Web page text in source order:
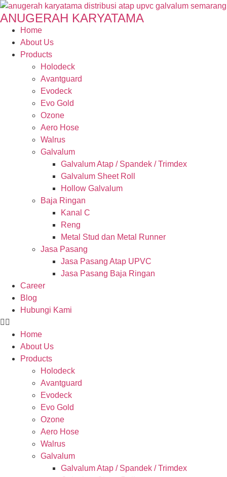
ANUGERAH KARYATAMA
Home
About Us
Products
Holodeck
Avantguard
Evodeck
Evo Gold
Ozone
Aero Hose
Walrus
Galvalum
Galvalum Atap / Spandek / Trimdex
Galvalum Sheet Roll
Hollow Galvalum
Baja Ringan
Kanal C
Reng
Metal Stud dan Metal Runner
Jasa Pasang
Jasa Pasang Atap UPVC
Jasa Pasang Baja Ringan
Career
Blog
Hubungi Kami
Home
About Us
Products
Holodeck
Avantguard
Evodeck
Evo Gold
Ozone
Aero Hose
Walrus
Galvalum
Galvalum Atap / Spandek / Trimdex